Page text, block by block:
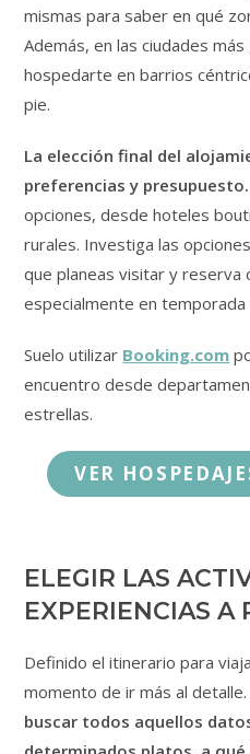
mismas para saber en qué
Además, en las ciudades
hospedarte en barrios
pie.
La elección final del
preferencias y presupuesto.
opciones, desde hoteles
rurales. Investiga las
que planeas visitar y reserva
especialmente en temporada
Suelo utilizar Booking.com
encuentro desde
estrellas.
VER
ELEGIR LAS
EXPERIENCIAS A
Definido el itinerario para
momento de ir más al
buscar todos aquellos